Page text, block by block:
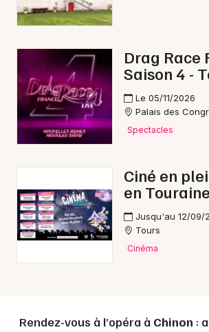
Magazine à Chinon
37 - Indre-et-Loire
Mon email
Drag Race
Saison 4 -
Le 05/11/2026
Palais des
Spectacles
Ciné en
en Touraine
Jusqu'au 12/09/
Tours
Cinéma
Rendez-vous à l’opéra à Chinon :